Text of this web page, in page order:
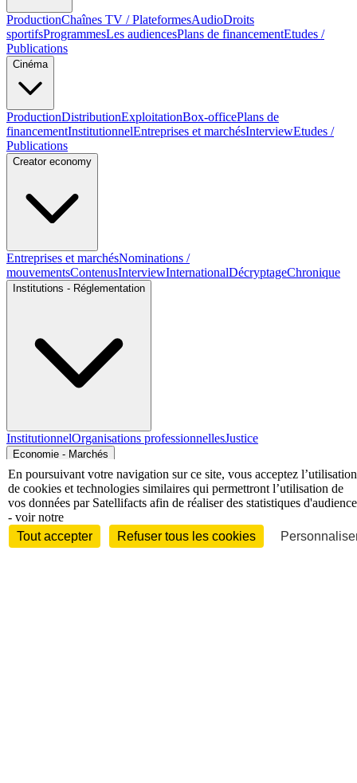
ProductionChaînes TV / PlateformesAudioDroits
sportifsProgrammesLes audiencesPlans de financementEtudes /
Publications
Cinéma
ProductionDistributionExploitationBox-officePlans de
financementInstitutionnelEntreprises et marchésInterviewEtudes /
Publications
Creator economy
Entreprises et marchésNominations /
mouvementsContenusInterviewInternationalDécryptageChronique
Institutions - Réglementation
InstitutionnelOrganisations professionnellesJustice
Economie - Marchés
En poursuivant votre navigation sur ce site, vous acceptez l’utilisation
de cookies et technologies similaires qui permettront l’utilisation de
vos données par Satellifacts afin de réaliser des statistiques d'audience
- voir notre
Tout accepter
Refuser tous les cookies